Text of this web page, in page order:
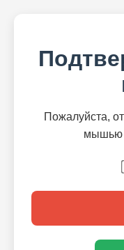
Пожалуйста,
мышью